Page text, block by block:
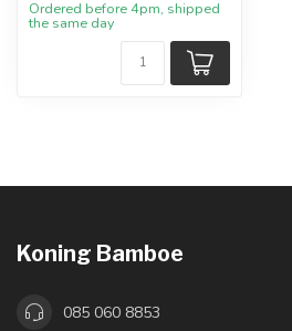
Ordered before 4pm, shipped
the same day
Koning Bamboe
085 060 8853